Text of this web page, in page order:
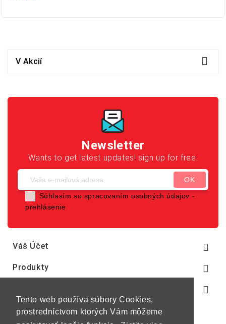
Tento web používa súbory Cookies,
prostredníctvom ktorých Vám môžeme
V Akcií 
Newsletter
Wants to get latest updates! sign up for free.
Súhlasím so spracovaním osobných údajov -
prehlásenie
Váš Účet 
Produkty 
